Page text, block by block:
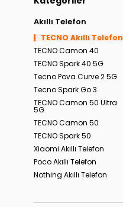
Akıllı Telefon
TECNO Akıllı Telefon
TECNO Camon 40
TECNO Spark 40 5G
Tecno Pova Curve 2 5G
Tecno Spark Go 3
TECNO Camon 50 Ultra
5G
TECNO Camon 50
TECNO Spark 50
Xiaomi Akıllı Telefon
Poco Akıllı Telefon
Nothing Akıllı Telefon